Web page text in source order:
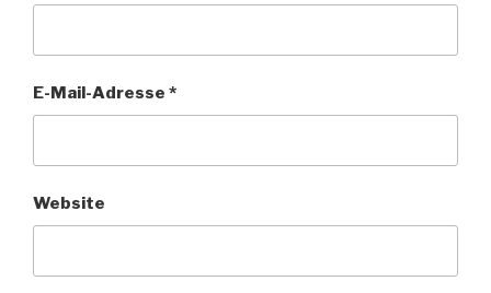
E-Mail-Adresse *
Website